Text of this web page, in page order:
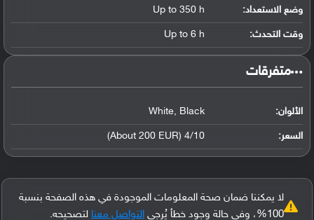
وضع الاستعداد: Up to 350 h
وقت التحدث: Up to 6 h
‏متفرقات‏
الألوان: White, Black
السعر: 4/10 (About 200 EUR)
لا يمكننا ضمان صحة المعلومات الموجودة في هذه الصفحة بنسبة
100%، وفي حالة وجود خطأ يُرجى
التواصل معنا لتصحيحه.